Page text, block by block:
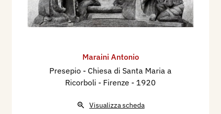
Maraini Antonio
Presepio - Chiesa di Santa Maria a
Ricorboli - Firenze - 1920
Visualizza scheda